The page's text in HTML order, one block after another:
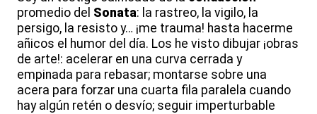
promedio del Sonata: la rastreo, la vigilo, la
persigo, la resisto y… ¡me trauma! hasta hacerme
añicos el humor del día. Los he visto dibujar ¡obras
de arte!: acelerar en una curva cerrada y
empinada para rebasar; montarse sobre una
acera para forzar una cuarta fila paralela cuando
hay algún retén o desvío; seguir imperturbable